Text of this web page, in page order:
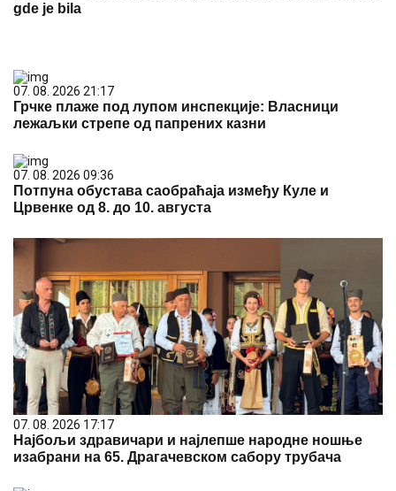
gde je bila
07. 08. 2026 21:17
Грчке плаже под лупом инспекције: Власници
лежаљки стрепе од папрених казни
07. 08. 2026 09:36
Потпуна обустава саобраћаја између Куле и
Црвенке од 8. до 10. августа
07. 08. 2026 17:17
Најбољи здравичари и најлепше народне ношње
изабрани на 65. Драгачевском сабору трубача